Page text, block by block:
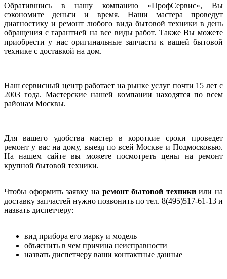
Обратившись в нашу компанию «ПрофСервис», Вы
сэкономите деньги и время. Наши мастера проведут
диагностику и ремонт любого вида бытовой техники в день
обращения с гарантией на все виды работ. Также Вы можете
приобрести у нас оригинальные запчасти к вашей бытовой
технике с доставкой на дом.
Наш сервисный центр работает на рынке услуг почти 15 лет с
2003 года. Мастерские нашей компании находятся по всем
районам Москвы.
Для вашего удобства мастер в короткие сроки проведет
ремонт у вас на дому, выезд по всей Москве и Подмосковью.
На нашем сайте вы можете посмотреть цены на ремонт
крупной бытовой техники.
Чтобы оформить заявку на ремонт бытовой техникиили на
доставку запчастей нужно позвонить по тел. 8(495)517-61-13 и
назвать диспетчеру:
вид прибора его марку и модель
объяснить в чем причина неисправности
назвать диспетчеру ваши контактные данные